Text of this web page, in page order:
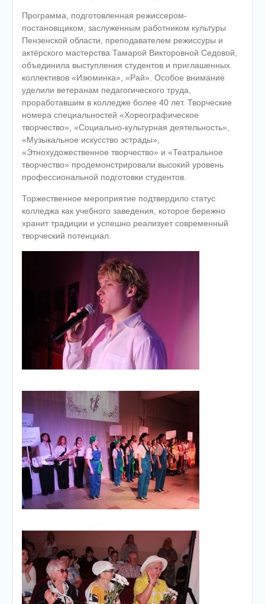
Программа, подготовленная режиссером-
постановщиком, заслуженным работником культуры
Пензенской области, преподавателем режиссуры и
актёрского мастерства Тамарой Викторовной Седовой,
объединила выступления студентов и приглашенных
коллективов «Изюминка», «Рай». Особое внимание
уделили ветеранам педагогического труда,
проработавшим в колледже более 40 лет. Творческие
номера специальностей «Хореографическое
творчество», «Социально-культурная деятельность»,
«Музыкальное искусство эстрады»,
«Этнохудожественное творчество» и «Театральное
творчество» продемонстрировали высокий уровень
профессиональной подготовки студентов.
Торжественное мероприятие подтвердило статус
колледжа как учебного заведения, которое бережно
хранит традиции и успешно реализует современный
творческий потенциал.